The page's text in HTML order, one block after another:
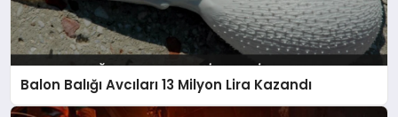
Balon Balığı Avcıları 13 Milyon Lira Kazandı